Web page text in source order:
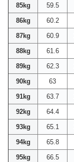
85kg
59.5
86kg
60.2
87kg
60.9
88kg
61.6
89kg
62.3
90kg
63
91kg
63.7
92kg
64.4
93kg
65.1
94kg
65.8
95kg
66.5